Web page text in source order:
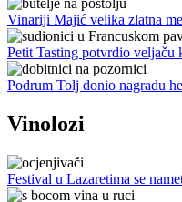
Vinariji Majić velika zlatna
Petit Tasting potvrdio veljaču
Podrum Tolj donio nagradu
Vinolozi
Festival u Lazaretima se